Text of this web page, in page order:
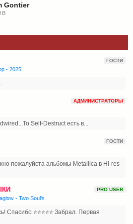
Gontier
ГОСТИ
- 2025
АДМИНИСТРАТОРЫ
Self-Destruct есть в...
ГОСТИ
пожалуйста альбомы Metallica в Hi-res
PRO USER
- Two Soul's
Спасибо ⭐⭐⭐⭐⭐ Забрал. Первая